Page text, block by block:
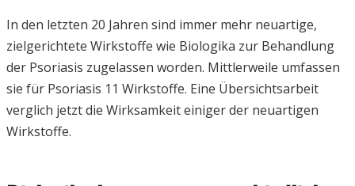
In den letzten 20 Jahren sind immer mehr neuartige,
zielgerichtete Wirkstoffe wie Biologika zur Behandlung
der Psoriasis zugelassen worden. Mittlerweile umfassen
sie für Psoriasis 11 Wirkstoffe. Eine Übersichtsarbeit
verglich jetzt die Wirksamkeit einiger der neuartigen
Wirkstoffe.